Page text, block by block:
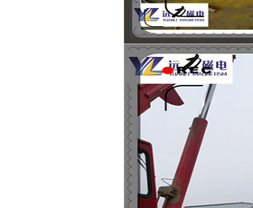
稀土永磁辊式强磁选